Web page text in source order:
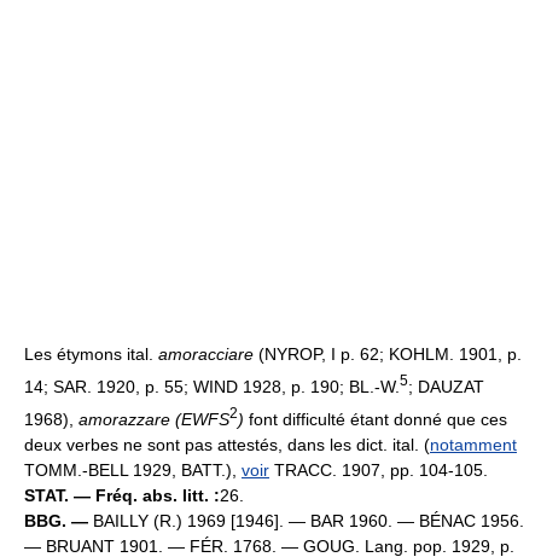
Les étymons ital. amoracciare (NYROP, I p. 62; KOHLM. 1901, p.
14; SAR. 1920, p. 55; WIND 1928, p. 190; BL.-W. 5; DAUZAT
1968), amorazzare (EWFS2) font difficulté étant donné que ces
deux verbes ne sont pas attestés, dans les dict. ital. (notamment
TOMM.-BELL 1929, BATT.), voir TRACC. 1907, pp. 104-105.
STAT. — Fréq. abs. litt. :26.
BBG. — BAILLY (R.) 1969 [1946]. — BAR 1960. — BÉNAC 1956.
— BRUANT 1901. — FÉR. 1768. — GOUG. Lang. pop. 1929, p.